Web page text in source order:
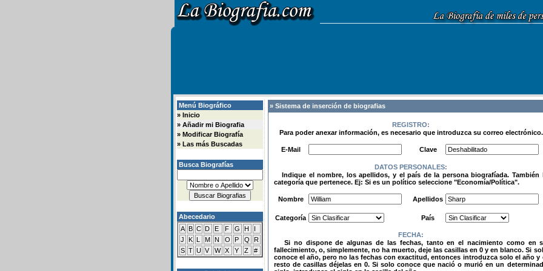
Menú Biográfico
» Inicio
» Añadir mi Biografia
» Modificar Biografía
» Las más Buscadas
Busca Biografías
Abecedario
A B C D E F G H
I
J
K L M N O P Q
R
S T U V W X Y Z #
» Sistema de inserción de biografias
REGISTRO:
Para poder anexar información, es necesario que introduzca su correo electrónico.
E-Mail
Clave
DATOS PERSONALES:
Indique el nombre, los apellidos, y el país de la persona biografíada. También
categoría que pertenece. Ej: Si es un político seleccione "Economía/Política".
Nombre
Apellidos
Categoría País
FECHA:
Si no dispone de algunas de las fechas, tanto en el nacimiento como en
fallecimiento, o, simplemente, no ha muerto, deje las casillas en 0 y en blanco. Si
conoce el año, pero no las fechas con exactitud, entonces introduzca solo el año y
resto de casillas déjelas en 0. Si solo conoce que nació o murió en un